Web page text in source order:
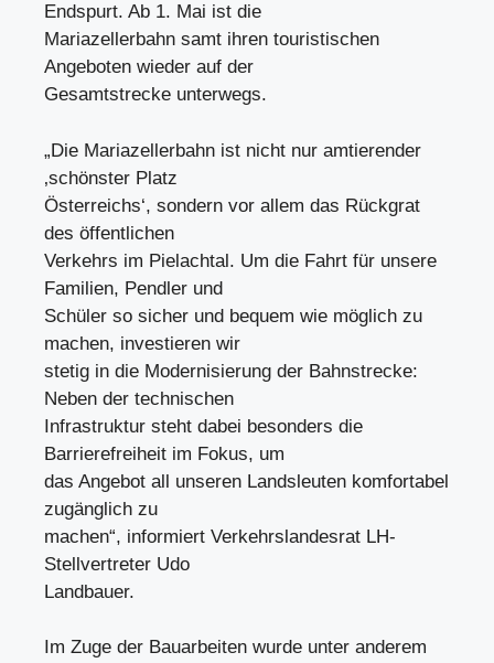
Endspurt. Ab 1. Mai ist die
Mariazellerbahn samt ihren touristischen
Angeboten wieder auf der
Gesamtstrecke unterwegs.
„Die Mariazellerbahn ist nicht nur amtierender
‚schönster Platz
Österreichs‘, sondern vor allem das Rückgrat
des öffentlichen
Verkehrs im Pielachtal. Um die Fahrt für unsere
Familien, Pendler und
Schüler so sicher und bequem wie möglich zu
machen, investieren wir
stetig in die Modernisierung der Bahnstrecke:
Neben der technischen
Infrastruktur steht dabei besonders die
Barrierefreiheit im Fokus, um
das Angebot all unseren Landsleuten komfortabel
zugänglich zu
machen“, informiert Verkehrslandesrat LH-
Stellvertreter Udo
Landbauer.
Im Zuge der Bauarbeiten wurde unter anderem